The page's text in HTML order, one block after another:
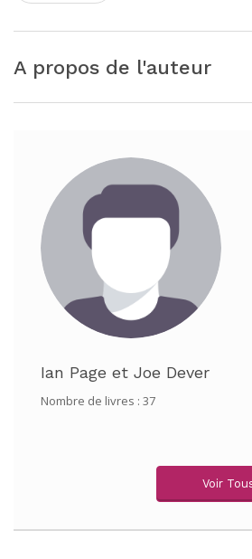
A propos de l'auteur
Ian Page et Joe Dever
Nombre de livres : 37
Voir